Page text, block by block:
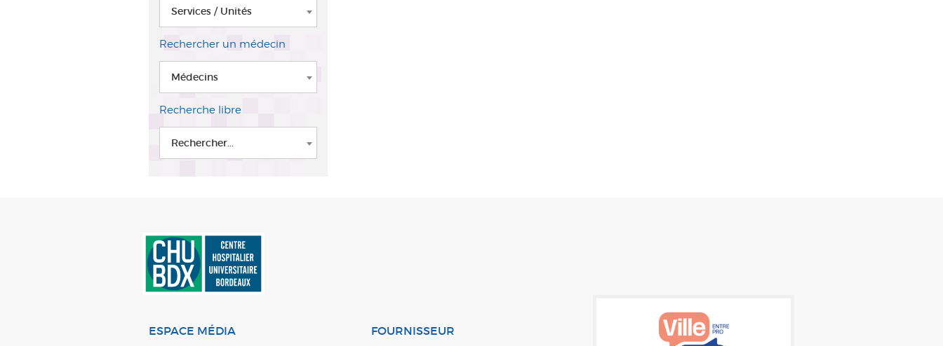
Services / Unités
Rechercher un médecin
Médecins
Recherche libre
Rechercher...
ESPACE MÉDIA FOURNISSEUR